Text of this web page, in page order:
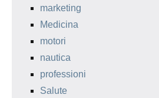
marketing
Medicina
motori
nautica
professioni
Salute